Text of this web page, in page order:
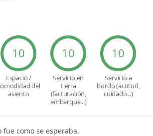
10
Espacio /
del
asiento
10
Servicio en
tierra
(facturación,
embarque...)
10
Servicio a
bordo (actitud,
cuidado...)
como se esperaba.